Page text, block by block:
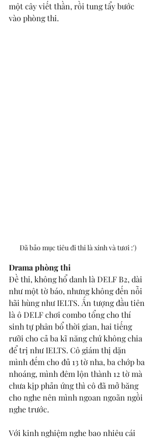
một cây viết thần, rồi tung tẩy bước
vào phòng thi.
Đã bảo mục tiêu đi thi là xinh và tươi :')
Drama phòng thi
Đề thi, không hổ danh là DELF B2, dài
như một tờ báo, nhưng không đến nỗi
hãi hùng như IELTS. Ấn tượng đầu tiên
là ô DELF chơi combo tổng cho thí
sinh tự phân bổ thời gian, hai tiếng
rưỡi cho cả ba kĩ năng chứ không chia
để trị như IELTS. Cô giám thị dặn
mình đếm cho đủ 13 tờ nha, ba chớp ba
nhoáng, mình đêm lộn thành 12 tờ mà
chưa kịp phản ứng thì cô đã mở băng
cho nghe nên mình ngoan ngoãn ngồi
nghe trước.
Với kinh nghiệm nghe bao nhiêu cái